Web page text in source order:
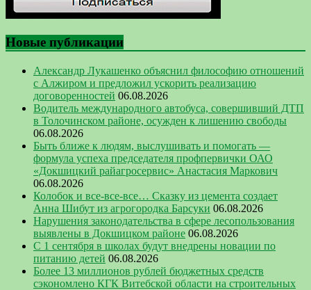
Новые публикации
Александр Лукашенко объяснил философию отношений
с Алжиром и предложил ускорить реализацию
договоренностей 06.08.2026
Водитель международного автобуса, совершивший ДТП
в Толочинском районе, осужден к лишению свободы
06.08.2026
Быть ближе к людям, выслушивать и помогать —
формула успеха председателя профпервички ОАО
«Докшицкий райагросервис» Анастасия Маркович
06.08.2026
Колобок и все-все-все… Сказку из цемента создает
Анна Шибут из агрогородка Барсуки 06.08.2026
Нарушения законодательства в сфере лесопользования
выявлены в Докшицком районе 06.08.2026
С 1 сентября в школах будут внедрены новации по
питанию детей 06.08.2026
Более 13 миллионов рублей бюджетных средств
сэкономлено КГК Витебской области на строительных